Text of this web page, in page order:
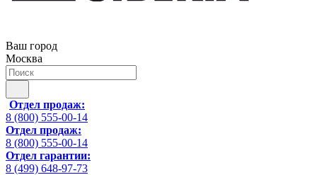
Ваш город
Москва
Отдел продаж:
8 (800) 555-00-14
Отдел продаж:
8 (800) 555-00-14
Отдел гарантии:
8 (499) 648-97-73